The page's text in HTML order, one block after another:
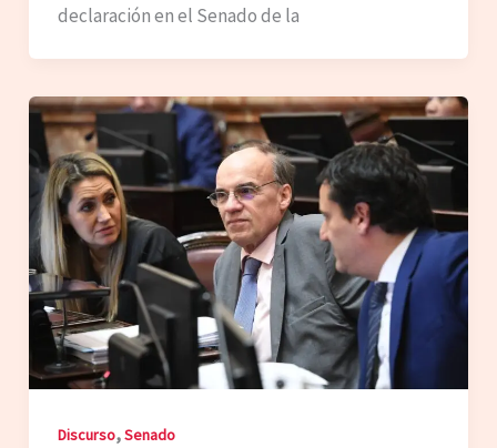
declaración en el Senado de la
Discurso,Senado